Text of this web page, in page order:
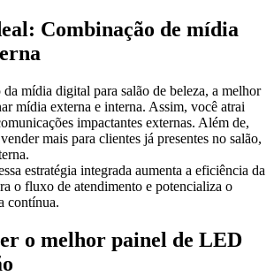
Combinação de mídia
mídia digital para salão de beleza, a melhor
mídia externa e interna. Assim, você atrai
impactantes externas. Além de,
mais para clientes já presentes no salão,
estratégia integrada aumenta a eficiência da
o fluxo de atendimento e potencializa o
contínua.
o melhor painel de LED